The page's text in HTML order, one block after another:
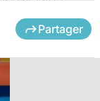
Partager